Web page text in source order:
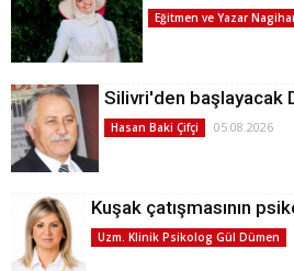
Eğitmen ve Yazar
Silivri'den başlayacak
Hasan Baki Çifçi 05.08.2026
Kuşak çatışmasının
Uzm. Klinik Psikolog Gül Dümen